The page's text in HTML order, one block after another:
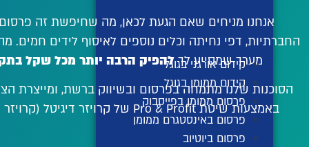
קידום אורגני בגוגל
קידום ממומן בגוגל
פרסום ממומן בפייסבוק
פרסום באינסטגרם ממומן
פרסום ביוטיוב
אנחנו מניחים שאם הגעת לכאן, מה שחיפשת זה
החברתיות, דפי נחיתה וכלים נוספים לאיסוף לידים
מערך שמסייע לךלהפיק הרבה יותר מכל שקל
באמצעות שיטת Pro & Profit של קרויזר דיגיטל (קרויזר שירותים עסקיים בע"מ).